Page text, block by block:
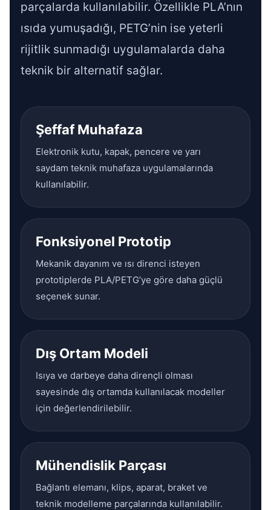
parçalarda kullanılabilir. Özellikle PLA’nın
ısıda yumuşadığı, PETG’nin ise yeterli
rijitlik sunmadığı uygulamalarda daha
teknik bir alternatif sağlar.
Şeffaf Muhafaza
Elektronik kutu, kapak, pencere ve yarı
saydam teknik muhafaza uygulamalarında
kullanılabilir.
Fonksiyonel Prototip
Mekanik dayanım ve ısı direnci isteyen
prototiplerde PLA/PETG’ye göre daha güçlü
seçenek sunar.
Dış Ortam Modeli
Isıya ve darbeye daha dirençli olması
sayesinde dış ortamda kullanılacak modeller
için değerlendirilebilir.
Mühendislik Parçası
Bağlantı elemanı, klips, aparat, braket ve
teknik modelleme parçalarında kullanılabilir.